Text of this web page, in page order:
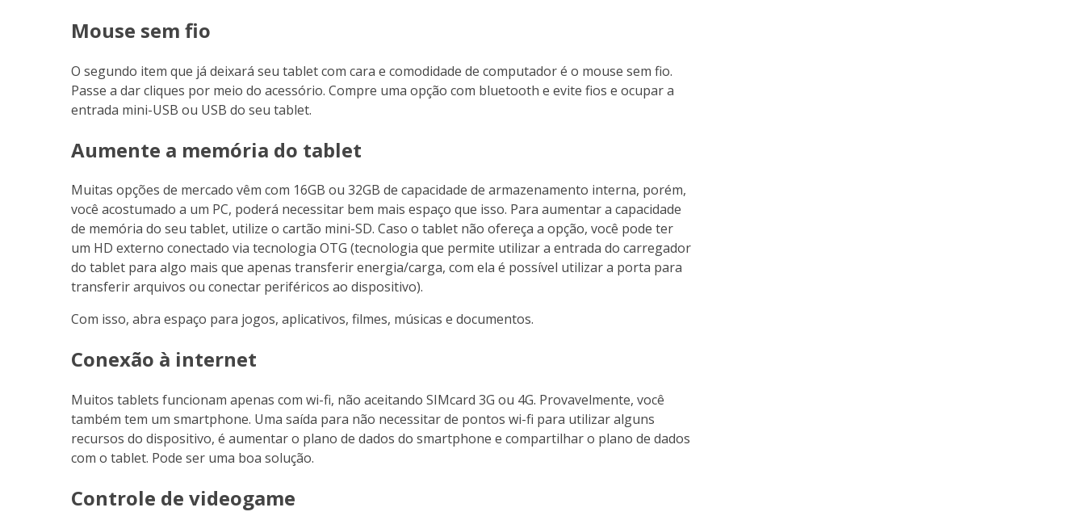
Mouse sem fio
O segundo item que já deixará seu tablet com cara e comodidade de computador é o mouse sem fio.
Passe a dar cliques por meio do acessório. Compre uma opção com bluetooth e evite fios e ocupar a
entrada mini-USB ou USB do seu tablet.
Aumente a memória do tablet
Muitas opções de mercado vêm com 16GB ou 32GB de capacidade de armazenamento interna, porém,
você acostumado a um PC, poderá necessitar bem mais espaço que isso. Para aumentar a capacidade
de memória do seu tablet, utilize o cartão mini-SD. Caso o tablet não ofereça a opção, você pode ter
um HD externo conectado via tecnologia OTG (tecnologia que permite utilizar a entrada do carregador
do tablet para algo mais que apenas transferir energia/carga, com ela é possível utilizar a porta para
transferir arquivos ou conectar periféricos ao dispositivo).
Com isso, abra espaço para jogos, aplicativos, filmes, músicas e documentos.
Conexão à internet
Muitos tablets funcionam apenas com wi-fi, não aceitando SIMcard 3G ou 4G. Provavelmente, você
também tem um smartphone. Uma saída para não necessitar de pontos wi-fi para utilizar alguns
recursos do dispositivo, é aumentar o plano de dados do smartphone e compartilhar o plano de dados
com o tablet. Pode ser uma boa solução.
Controle de videogame